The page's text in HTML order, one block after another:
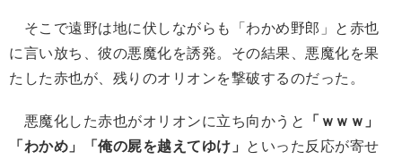
そこで遠野は地に伏しながらも「わかめ野郎」と赤也
に言い放ち、彼の悪魔化を誘発。その結果、悪魔化を果
たした赤也が、残りのオリオンを撃破するのだった。
悪魔化した赤也がオリオンに立ち向かうと
「ｗｗｗ」
「わかめ」「俺の屍を越えてゆけ」
といった反応が寄せ